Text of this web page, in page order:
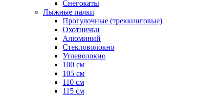
Снегокаты
Лыжные палки
Прогулочные (треккинговые)
Охотничьи
Алюминий
Стекловолокно
Углеволокно
100 см
105 см
110 см
115 см